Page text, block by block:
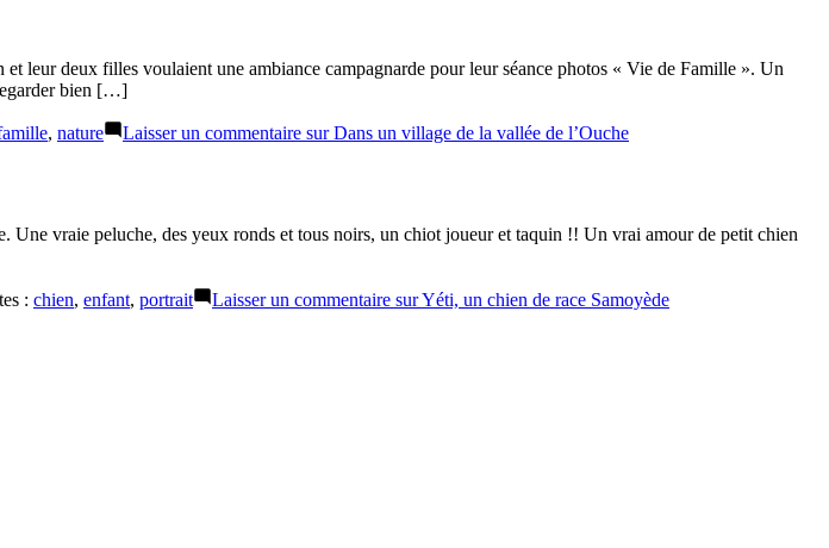
leur deux filles voulaient une ambiance campagnarde pour leur séance photos « Vie de Famille ». Un
bien […]
, nature Laisser un commentaire sur Dans un village de la vallée de l’Ouche
vraie peluche, des yeux ronds et tous noirs, un chiot joueur et taquin !! Un vrai amour de petit chien
: chien, enfant, portrait Laisser un commentaire sur Yéti, un chien de race Samoyède